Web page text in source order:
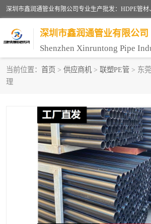
深圳市鑫润通管业有限公司
当前位置： 首页 > 供应商机 > 联塑PE管 > 东
理
HDPE双壁波纹管 HDPE
UPVC电力通讯管 MPP
联塑PVC管 联塑
联塑PE管 联塑家